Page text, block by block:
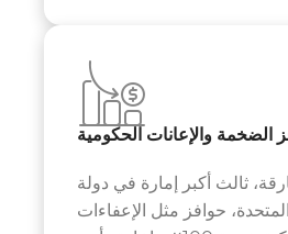
الضخمة والإعانات الحكومية
ثالث أكبر إمارة في دولة
المتحدة، حوافز مثل الإعفاءات